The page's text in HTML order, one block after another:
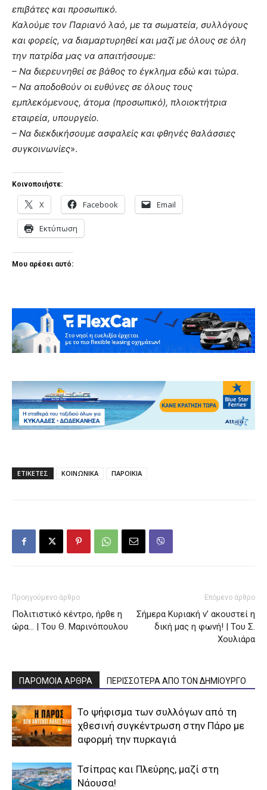
επιβάτες και προσωπικό.
Καλούμε τον Παριανό λαό, με τα σωματεία, συλλόγους
και φορείς, να διαμαρτυρηθεί και μαζί με όλους σε όλη
την πατρίδα μας να απαιτήσουμε:
– Να διερευνηθεί σε βάθος το έγκλημα εδώ και τώρα.
– Να αποδοθούν οι ευθύνες σε όλους τους
εμπλεκόμενους, άτομα (προσωπικό), πλοιοκτήτρια
εταιρεία, υπουργείο.
– Να διεκδικήσουμε ασφαλείς και φθηνές θαλάσσιες
συγκοινωνίες».
Κοινοποιήστε:
X Facebook Email
Εκτύπωση
Μου αρέσει αυτό:
ΕΤΙΚΕΤΕΣ ΚΟΙΝΩΝΙΚΑ ΠΑΡΟΙΚΙΑ
Προηγούμενο άρθρο
Πολιτιστικό κέντρο, ήρθε η
ώρα… | Του Θ. Μαρινόπουλου
Επόμενο άρθρο
Σήμερα Κυριακή ν’ ακουστεί η
δική μας η φωνή! | Του Σ.
Χουλιάρα
ΠΑΡΟΜΟΙΑ ΑΡΘΡΑ ΠΕΡΙΣΣΟΤΕΡΑ ΑΠΟ ΤΟΝ ΔΗΜΙΟΥΡΓΟ
Το ψήφισμα των συλλόγων από τη
χθεσινή συγκέντρωση στην Πάρο με
αφορμή την πυρκαγιά
Τσίπρας και Πλεύρης, μαζί στη
Νάουσα!